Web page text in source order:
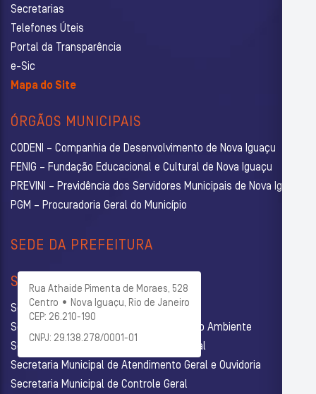
Secretarias
Telefones Úteis
Portal da Transparência
e-Sic
Mapa do Site
ÓRGÃOS MUNICIPAIS
CODENI – Companhia de Desenvolvimento de Nova Iguaçu
FENIG – Fundação Educacional e Cultural de Nova Iguaçu
PREVINI – Previdência dos Servidores Municipais de Nova Iguaçu
PGM – Procuradoria Geral do Município
SEDE DA PREFEITURA
Rua Athaide Pimenta de Moraes, 528
Centro • Nova Iguaçu, Rio de Janeiro
CEP: 26.210-190
CNPJ: 29.138.278/0001-01
SECRETARIAS
Secretaria Municipal de Administração
Secretaria Municipal de Agricultura e Meio Ambiente
Secretaria Municipal de Assistência Social
Secretaria Municipal de Atendimento Geral e Ouvidoria
Secretaria Municipal de Controle Geral